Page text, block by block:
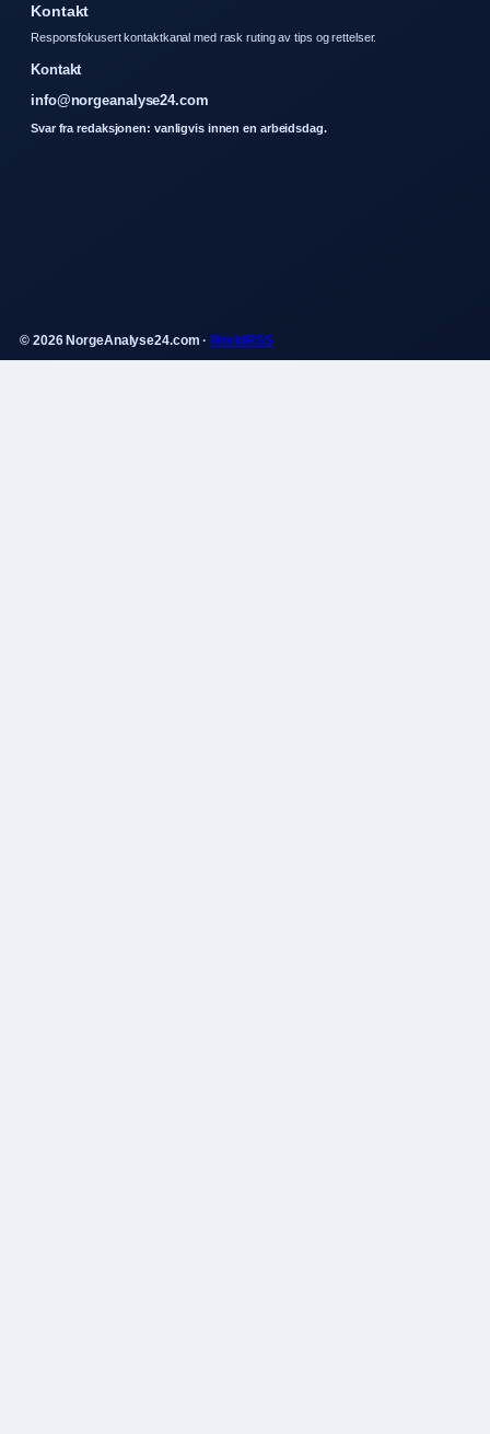
Kontakt
Responsfokusert kontaktkanal med rask ruting av tips og rettelser.
Kontakt
info@norgeanalyse24.com
Svar fra redaksjonen: vanligvis innen en arbeidsdag.
© 2026 NorgeAnalyse24.com ·WorldRSS